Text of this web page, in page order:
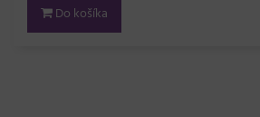
Do košíka